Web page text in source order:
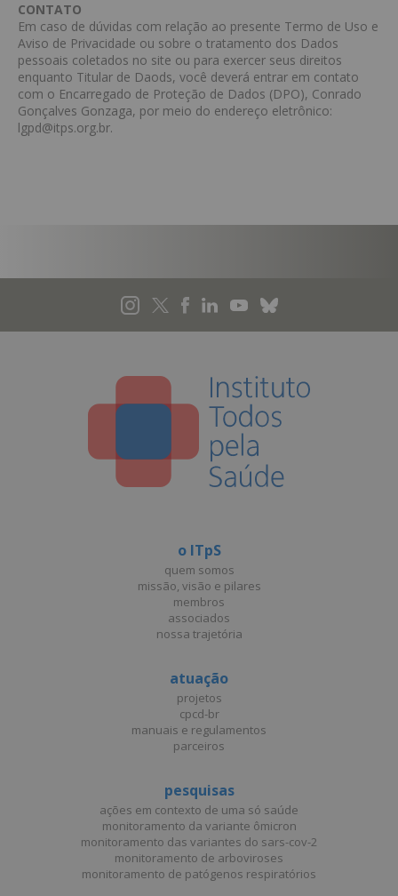
CONTATO
Em caso de dúvidas com relação ao presente Termo de Uso e
Aviso de Privacidade ou sobre o tratamento dos Dados
pessoais coletados no site ou para exercer seus direitos
enquanto Titular de Daods, você deverá entrar em contato
com o Encarregado de Proteção de Dados (DPO), Conrado
Gonçalves Gonzaga, por meio do endereço eletrônico:
lgpd@itps.org.br.
o ITpS
quem somos
missão, visão e pilares
membros
associados
nossa trajetória
atuação
projetos
cpcd-br
manuais e regulamentos
parceiros
pesquisas
ações em contexto de uma só saúde
monitoramento da variante ômicron
monitoramento das variantes do sars-cov-2
monitoramento de arboviroses
monitoramento de patógenos respiratórios